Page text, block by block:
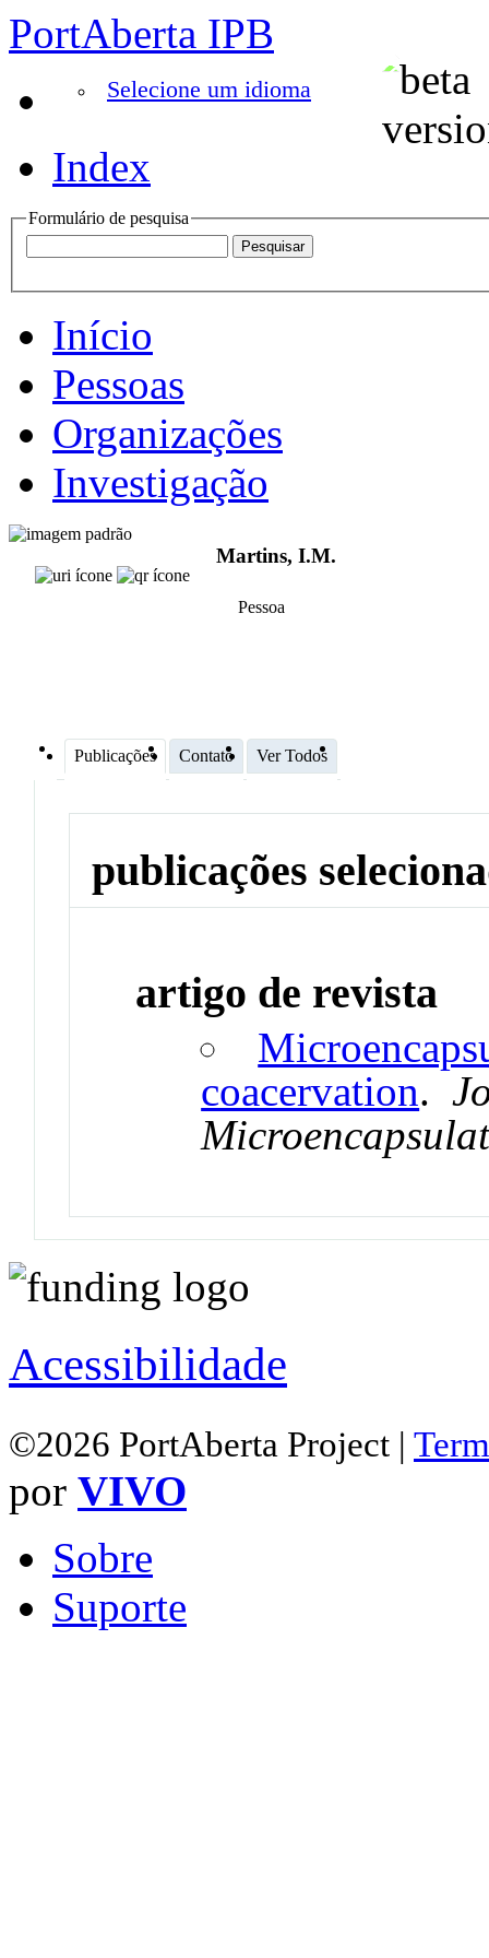
PortAberta IPB
Selecione um idioma
Index
Formulário de pesquisa
Início
Pessoas
Organizações
Investigação
Martins, I.M.
Pessoa
Publicações Contato Ver Todos
publicações
artigo de revista
coacervation.
Acessibilidade
©2026 PortAberta Project |
por VIVO
Sobre
Suporte